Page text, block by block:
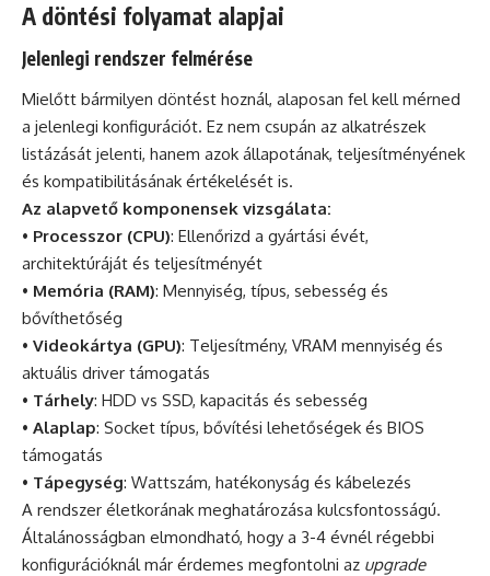
A döntési folyamat alapjai
Jelenlegi rendszer felmérése
Mielőtt bármilyen döntést hoznál, alaposan fel kell mérned
a jelenlegi konfigurációt. Ez nem csupán az alkatrészek
listázását jelenti, hanem azok állapotának, teljesítményének
és kompatibilitásának értékelését is.
Az alapvető komponensek vizsgálata:
• Processzor (CPU): Ellenőrizd a gyártási évét,
architektúráját és teljesítményét
• Memória (RAM): Mennyiség, típus, sebesség és
bővíthetőség
• Videokártya (GPU): Teljesítmény, VRAM mennyiség és
aktuális driver támogatás
• Tárhely: HDD vs SSD, kapacitás és sebesség
• Alaplap: Socket típus, bővítési lehetőségek és BIOS
támogatás
• Tápegység: Wattszám, hatékonyság és kábelezés
A rendszer életkorának meghatározása kulcsfontosságú.
Általánosságban elmondható, hogy a 3-4 évnél régebbi
konfigurációknál már érdemes megfontolni az upgrade